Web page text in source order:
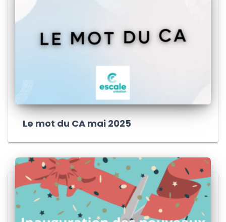
Le mot du CA mai 2025